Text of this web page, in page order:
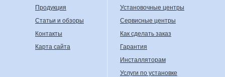
Продукция
Статьи и обзоры
Контакты
Карта сайта
Установочные центры
Сервисные центры
Как сделать заказ
Гарантия
Инсталляторам
Услуги по установке